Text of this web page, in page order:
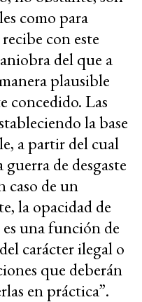
como para
con este
del que a
plausible
concedido. Las
la base
a partir del cual
de desgaste
caso de un
la opacidad de
una función de
carácter ilegal o
que deberán
en práctica”.